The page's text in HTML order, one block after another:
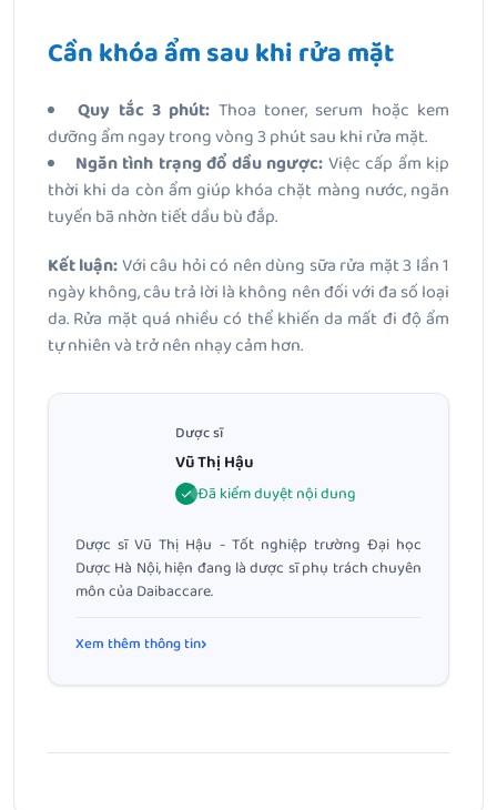
Cần khóa ẩm sau khi rửa mặt
Quy tắc 3 phút: Thoa toner, serum hoặc kem
dưỡng ẩm ngay trong vòng 3 phút sau khi rửa mặt.
Ngăn tình trạng đổ dầu ngược: Việc cấp ẩm kịp
thời khi da còn ẩm giúp khóa chặt màng nước, ngăn
tuyến bã nhờn tiết dầu bù đắp.
Kết luận:Với câu hỏi có nên dùng sữa rửa mặt 3 lần 1
ngày không, câu trả lời là không nên đối với đa số loại
da. Rửa mặt quá nhiều có thể khiến da mất đi độ ẩm
tự nhiên và trở nên nhạy cảm hơn.
Dược sĩ
Vũ Thị Hậu
Đã kiểm duyệt nội dung
Dược sĩ Vũ Thị Hậu - Tốt nghiệp trường Đại học
Dược Hà Nội, hiện đang là dược sĩ phụ trách chuyên
môn của Daibaccare.
Xem thêm thông tin